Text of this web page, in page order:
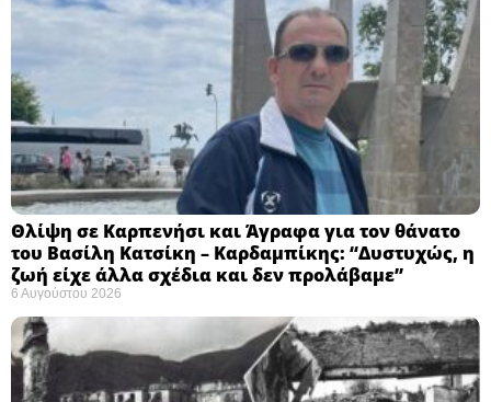
Θλίψη σε Καρπενήσι και Άγραφα για τον θάνατο
του Βασίλη Κατσίκη – Καρδαμπίκης: “Δυστυχώς, η
ζωή είχε άλλα σχέδια και δεν προλάβαμε”
6 Αυγούστου 2026